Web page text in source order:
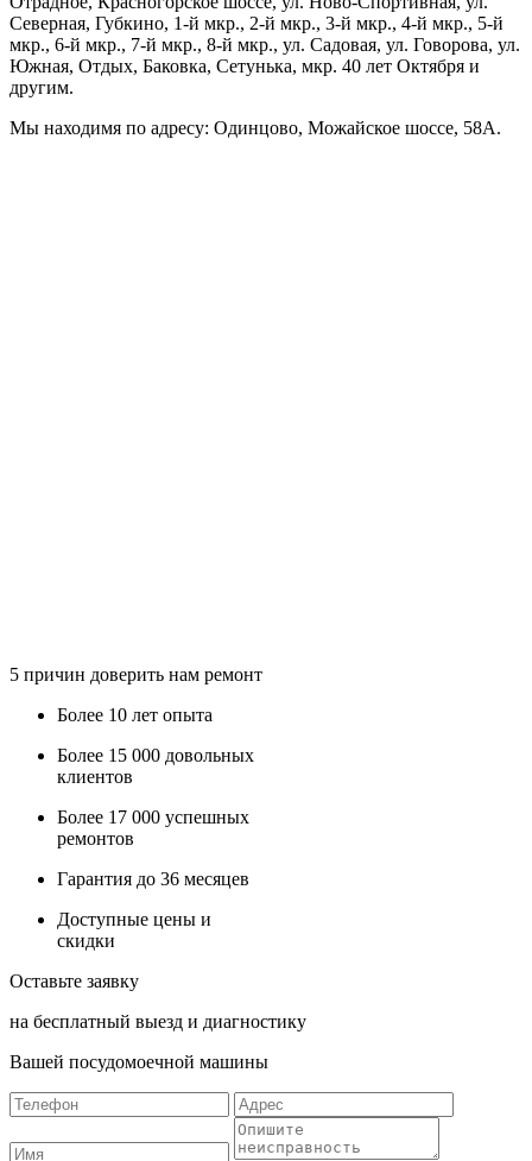
Северная, Губкино, 1-й мкр., 2-й мкр., 3-й мкр., 4-й мкр., 5-й
мкр., 6-й мкр., 7-й мкр., 8-й мкр., ул. Садовая, ул. Говорова, ул.
Южная, Отдых, Баковка, Сетунька, мкр. 40 лет Октября и
другим.
Мы находимя по адресу: Одинцово, Можайское шоссе, 58А.
5 причин доверить нам ремонт
Более 10 лет опыта
Более 15 000 довольных
клиентов
Более 17 000 успешных
ремонтов
Гарантия до 36 месяцев
Доступные цены и
скидки
Оставьте заявку
на бесплатный выезд и диагностику
Вашей посудомоечной машины